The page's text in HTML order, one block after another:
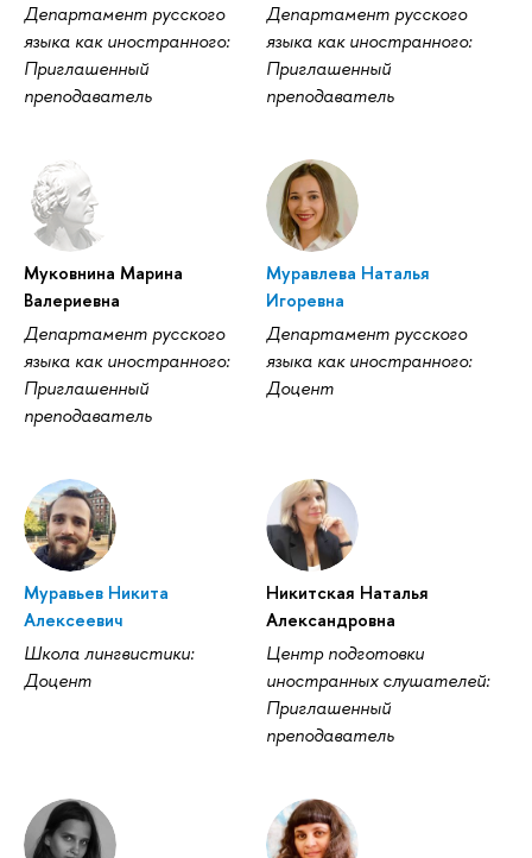
Департамент русского
языка как иностранного:
Приглашенный
преподаватель
Департамент русского
языка как иностранного:
Приглашенный
преподаватель
Муковнина Марина
Валериевна
Департамент русского
языка как иностранного:
Приглашенный
преподаватель
Муравлева Наталья
Игоревна
Департамент русского
языка как иностранного:
Доцент
Муравьев Никита
Алексеевич
Школа лингвистики:
Доцент
Никитская Наталья
Александровна
Центр подготовки
иностранных слушателей:
Приглашенный
преподаватель